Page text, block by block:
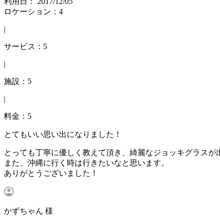
ロケーション：4
|
サービス：5
|
施設：5
|
料金：5
とてもいい思い出になりました！
とっても丁寧に優しく教えて頂き、綺麗なジョッキグラスが
また、沖縄に行く時は行きたいなと思います。
ありがとうございました！
かずちゃん 様